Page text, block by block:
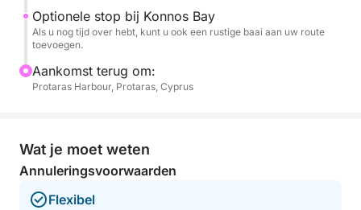
helderste water van Cyprus of gewoon kunt
ontspannen op het dek met een panoramisch uitzicht
over de kust.
Met twee zwemstops, een comfortabel jacht en tijd
stellen, gezinnen of groepen vrienden.
Optionele stop bij Konnos Bay
Als u nog tijd over hebt, kunt u ook een rustige baai aan uw route
toevoegen.
Aankomst terug om:
Protaras Harbour, Protaras, Cyprus
Wat je moet weten
Annuleringsvoorwaarden
Flexibel